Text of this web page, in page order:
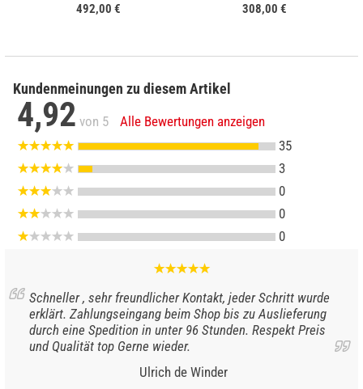
492,00 € 308,00 €
Kundenmeinungen zu diesem Artikel
4,92 von 5
Alle Bewertungen anzeigen
35
3
0
0
0
Schneller , sehr freundlicher Kontakt, jeder Schritt wurde
erklärt. Zahlungseingang beim Shop bis zu Auslieferung
durch eine Spedition in unter 96 Stunden. Respekt Preis
und Qualität top Gerne wieder.
Ulrich de Winder